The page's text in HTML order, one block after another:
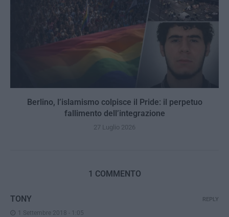
Berlino, l’islamismo colpisce il Pride: il perpetuo
fallimento dell’integrazione
27 Luglio 2026
1 COMMENTO
TONY
1 Settembre 2018 - 1:05
REPLY